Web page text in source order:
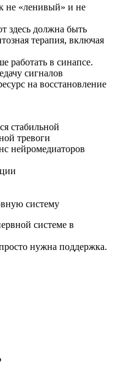
«ленивый» и не
здесь должна быть
терапия, включая
работать в синапсе.
сигналов
на восстановление
стабильной
тревоги
нейромедиаторов
систему
системе в
нужна поддержка.